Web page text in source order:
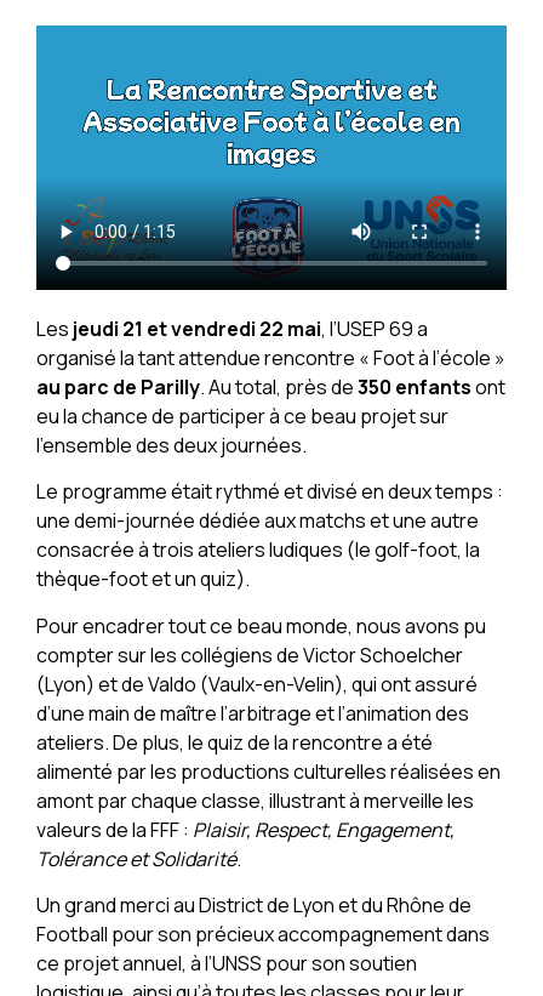
Les jeudi 21 et vendredi 22 mai, l’USEP 69 a
organisé la tant attendue rencontre « Foot à l’école »
au parc de Parilly. Au total, près de350 enfantsont
eu la chance de participer à ce beau projet sur
l’ensemble des deux journées.
Le programme était rythmé et divisé en deux temps :
une demi-journée dédiée aux matchs et une autre
consacrée à trois ateliers ludiques (le golf-foot, la
thèque-foot et un quiz).
Pour encadrer tout ce beau monde, nous avons pu
compter sur les collégiens de Victor Schoelcher
(Lyon) et de Valdo (Vaulx-en-Velin), qui ont assuré
d’une main de maître l’arbitrage et l’animation des
ateliers. De plus, le quiz de la rencontre a été
alimenté par les productions culturelles réalisées en
amont par chaque classe, illustrant à merveille les
valeurs de la FFF : Plaisir, Respect, Engagement,
Tolérance et Solidarité.
Un grand merci au District de Lyon et du Rhône de
Football pour son précieux accompagnement dans
ce projet annuel, à l’UNSS pour son soutien